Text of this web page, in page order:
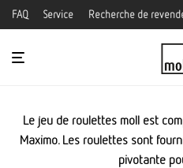
FAQ Service Recherche de
Le jeu de roulettes moll est
Maximo. Les roulettes sont
pivotante